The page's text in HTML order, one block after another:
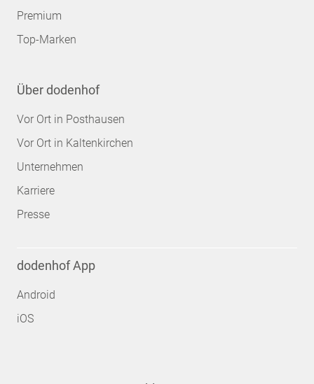
Premium
Top-Marken
Über dodenhof
Vor Ort in Posthausen
Vor Ort in Kaltenkirchen
Unternehmen
Karriere
Presse
dodenhof App
Android
iOS